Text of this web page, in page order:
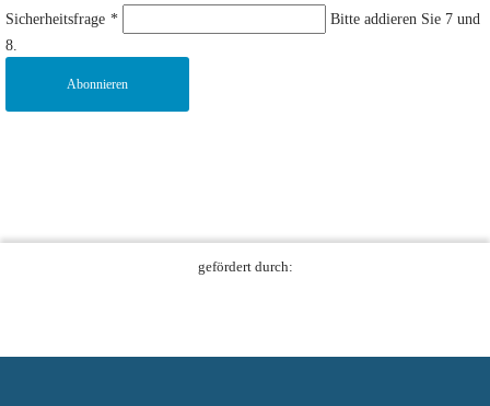
Sicherheitsfrage *
Bitte addieren Sie 7 und
8.
Abonnieren
gefördert durch: